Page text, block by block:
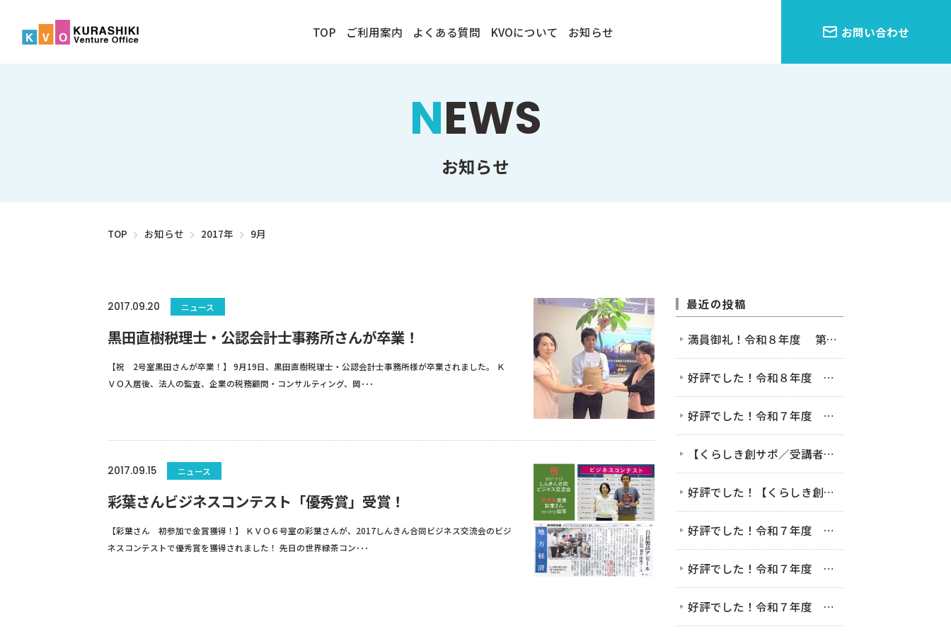
TOP ご利用案内 よくある質問 KVOについて お知らせ お問い合わせ
NEWS
お知らせ
TOP お知らせ 2017年 9月
2017.09.20 ニュース
黒田直樹税理士・公認会計士事務所さんが卒業！
【祝 2号室黒田さんが卒業！】 9月19日、黒田直樹税理士・公認会計士事務所様が卒業されました。 Ｋ
ＶＯ入居後、法人の監査、企業の税務顧問・コンサルティング、岡･･･
2017.09.15 ニュース
彩葉さんビジネスコンテスト「優秀賞」受賞！
【彩葉さん 初参加で金賞獲得！】 ＫＶＯ６号室の彩葉さんが、2017しんきん合同ビジネス交流会のビジ
ネスコンテストで優秀賞を獲得されました！ 先日の世界緑茶コン･･･
最近の投稿
満員御礼！令和８年度 第１回 女性のための起業家セミナー（女性起業家セミナー＆交流会）（7/28）
好評でした！令和８年度 第１回 KVOミニ起業塾（セミナー）6/12 「発信」だけで終わらせない 起業家のためのSNS・LINE活用術 〜フォロワー数より大切な集客の鉄則〜
好評でした！令和７年度 第４回 KVOミニ起業塾（セミナー）11/7 まだ間に合う！AIとクラウド会計を使った確定申告のための超かんたん帳簿作り
【くらしき創サポ／受講者募集中】2/9接客セミナー＆交流会を開催します！
好評でした！【くらしき創サポ】2/9接客セミナー＆交流会
好評でした！令和７年度 第４回 KVOミニ起業塾（セミナー）11/7 まだ間に合う！AIとクラウド会計を使った確定申告のための超かんたん帳簿作り
好評でした！令和７年度 第３回 KVOミニ起業塾（セミナー）9/5 BEから始まるビジネスモデルセミナー ～好き×社会課題解決編～
好評でした！令和７年度 第２回 KVOミニ起業塾（セミナー）7/4 「好き」だけで起業!?」〜起業時やってよかった5つのこと〜